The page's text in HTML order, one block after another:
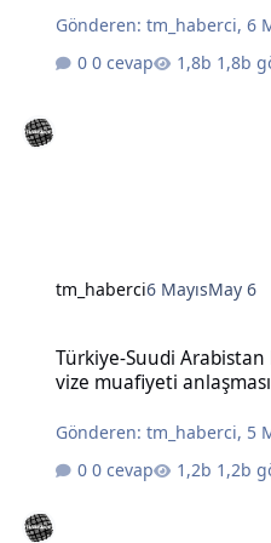
Gönderen:tm_haberci,6
0 cevap
1,8b
tm_haberci6 MayısMay 6
Türkiye-Suudi Arabistan
vize muafiyeti
Gönderen:tm_haberci, 5
0 cevap
1,2b